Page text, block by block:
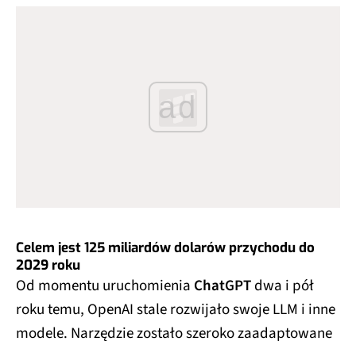
ad
Celem jest 125 miliardów dolarów przychodu do
2029 roku
Od momentu uruchomienia ChatGPTdwa i pół
roku temu, OpenAI stale rozwijało swoje LLM i inne
modele. Narzędzie zostało szeroko zaadaptowane